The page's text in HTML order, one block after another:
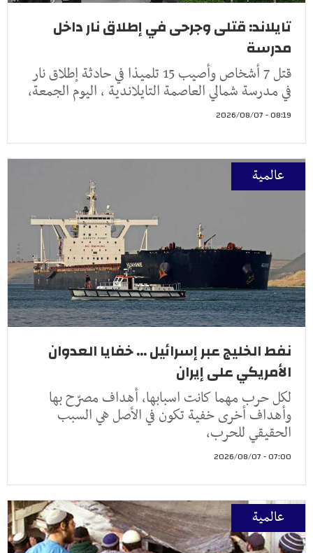
تايلاند: قتلى وجرحى في إطلاق نار داخل
مدرسة
قتل 7 أشخاص وأصيب 15 تلميذا في حادثة إطلاق نار
في مدرسة شمالي العاصمة التايلاندية ، اليوم الجمعة،
08:19 - 2026/08/07
عالمية
نفط الخليج عبر إسرائيل ... خفايا العدوان
الأمريكي على إيران
لكل حرب مهما كانت اسبابها، أهداف مصرّح بها
وأهداف أخرى خفية تكون في الأصل هي السبب
الحقيقي للحرب،
07:00 - 2026/08/07
عالمية